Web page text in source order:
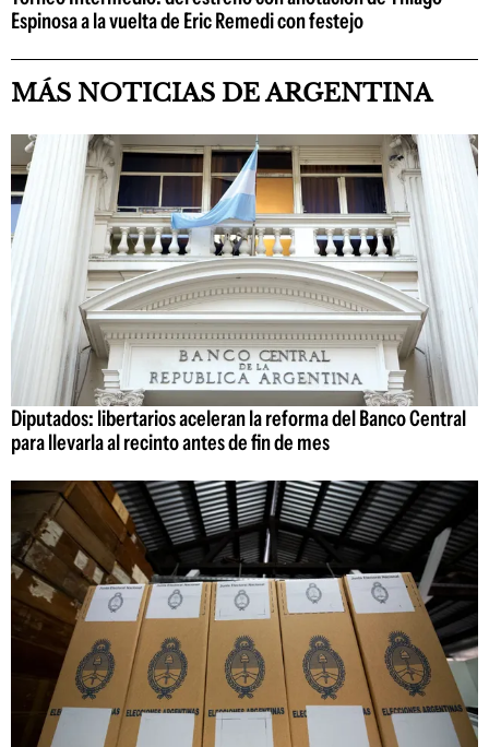
Espinosa a la vuelta de Eric Remedi con festejo
MÁS NOTICIAS DE ARGENTINA
Diputados: libertarios aceleran la reforma del Banco Central
para llevarla al recinto antes de fin de mes